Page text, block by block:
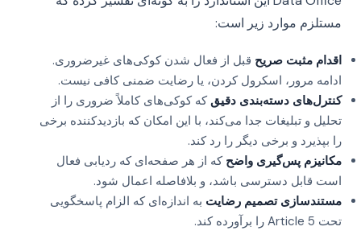
مستلزم موارد زیر است:
اقدام مثبت صریح قبل از فعال شدن کوکی‌های غیرضروری.
ادامه مرور، اسکرول کردن، یا رضایت ضمنی کافی نیست.
کنترل‌های دسته‌بندی دقیقکه کوکی‌های کاملاً ضروری را از
تحلیل و تبلیغات جدا می‌کند، با این امکان که بازدیدکننده برخی
را بپذیرد و برخی دیگر را رد کند.
مکانیزم پس‌گیری واضح که از هر صفحه‌ای که ردیابی فعال
است قابل دسترسی باشد، و بلافاصله اعمال شود.
مستندسازی تصمیم رضایت به اندازه‌ای که الزام پاسخگویی
تحت Article 5 را برآورده کند.